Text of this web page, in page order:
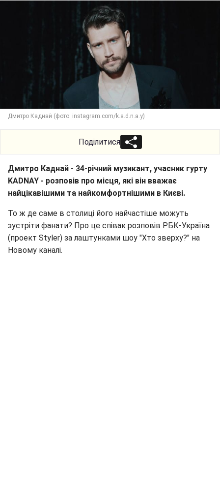
Дмитро Каднай (фото: instagram.com/k.a.d.n.a.y)
Поділитися
Дмитро Каднай - 34-річний музикант, учасник гурту
KADNAY - розповів про місця, які він вважає
найцікавішими та найкомфортнішими в Києві.
То ж де саме в столиці його найчастіше можуть
зустріти фанати? Про це співак розповів РБК-Україна
(проект Styler) за лаштунками шоу "Хто зверху?" на
Новому каналі.